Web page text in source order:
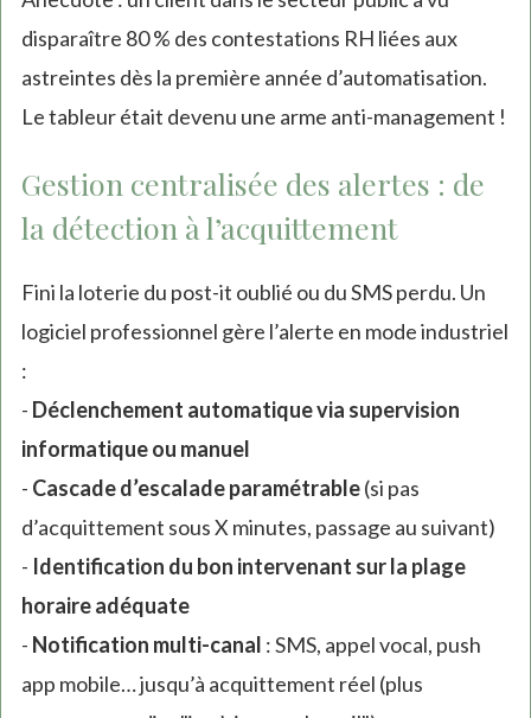
disparaître 80 % des contestations RH liées aux
astreintes dès la première année d’automatisation.
Le tableur était devenu une arme anti-management !
Gestion centralisée des alertes : de
la détection à l’acquittement
Fini la loterie du post-it oublié ou du SMS perdu. Un
logiciel professionnel gère l’alerte en mode industriel
:
- Déclenchement automatique via supervision
informatique ou manuel
- Cascade d’escalade paramétrable(si pas
d’acquittement sous X minutes, passage au suivant)
- Identification du bon intervenant sur la plage
horaire adéquate
- Notification multi-canal : SMS, appel vocal, push
app mobile… jusqu’à acquittement réel (plus